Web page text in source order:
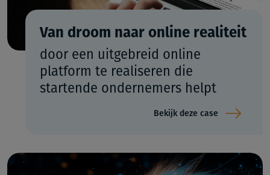
Van droom naar online realiteit
door een uitgebreid online
platform te realiseren die
startende ondernemers helpt
Bekijk deze case